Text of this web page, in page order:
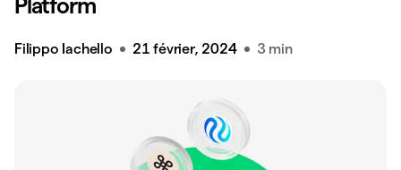
Platform
Filippo Iachello 21 février, 2024 3 min